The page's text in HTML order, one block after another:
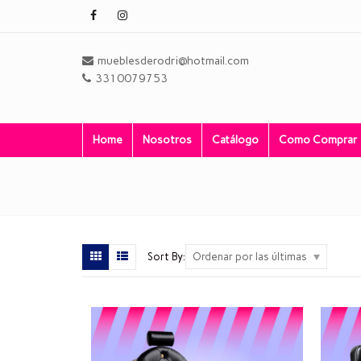
mueblesderodri@hotmail.com
3310079753
Home Nosotros Catálogo Como Comprar
Sort By: Ordenar por las últimas